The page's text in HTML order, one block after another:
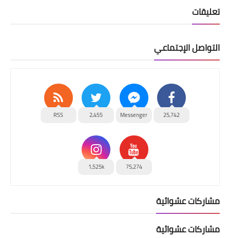
تعليقات
التواصل الإجتماعي
25,742
Messenger
2,455
RSS
75,274
1,525k
مشاركات عشوائية
مشاركات عشوائية